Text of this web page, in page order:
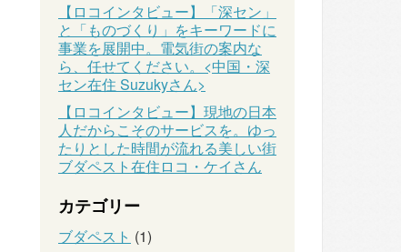
【ロコインタビュー】「深セン」
と「ものづくり」をキーワードに
事業を展開中。電気街の案内な
ら、任せてください。<中国・深
セン在住 Suzukyさん>
【ロコインタビュー】現地の日本
人だからこそのサービスを。ゆっ
たりとした時間が流れる美しい街
ブダペスト在住ロコ・ケイさん
カテゴリー
ブダペスト (1)